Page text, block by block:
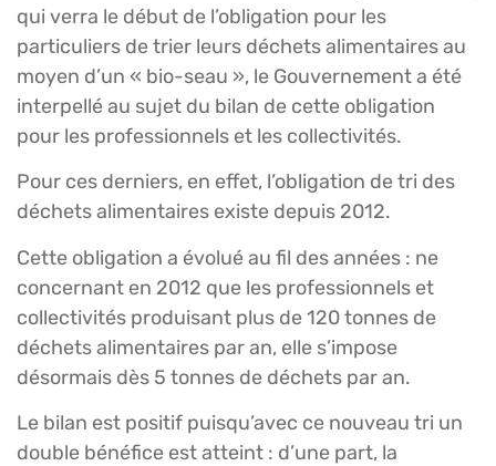
qui verra le début de l’obligation pour les
particuliers de trier leurs déchets alimentaires au
moyen d’un « bio-seau », le Gouvernement a été
interpellé au sujet du bilan de cette obligation
pour les professionnels et les collectivités.
Pour ces derniers, en effet, l’obligation de tri des
déchets alimentaires existe depuis 2012.
Cette obligation a évolué au fil des années : ne
concernant en 2012 que les professionnels et
collectivités produisant plus de 120 tonnes de
déchets alimentaires par an, elle s’impose
désormais dès 5 tonnes de déchets par an.
Le bilan est positif puisqu’avec ce nouveau tri un
double bénéfice est atteint : d’une part, la